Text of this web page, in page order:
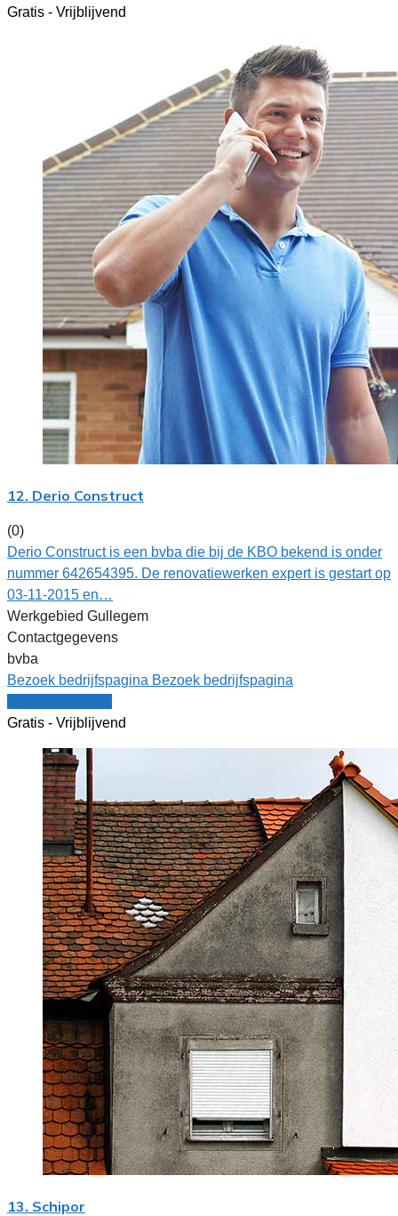
Gratis - Vrijblijvend
12. Derio Construct
(0)
Derio Construct is een bvba die bij de KBO bekend is onder
nummer 642654395. De renovatiewerken expert is gestart op
03-11-2015 en…
Werkgebied Gullegem
Contactgegevens
bvba
Bezoek bedrijfspagina Bezoek bedrijfspagina
Gratis - Vrijblijvend
13. Schipor